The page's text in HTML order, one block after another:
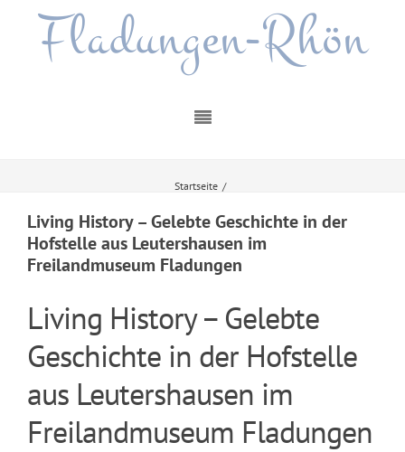
Fladungen-Rhön
Startseite /
Living History – Gelebte Geschichte in der
Hofstelle aus Leutershausen im
Freilandmuseum Fladungen
Living History – Gelebte
Geschichte in der Hofstelle
aus Leutershausen im
Freilandmuseum Fladungen